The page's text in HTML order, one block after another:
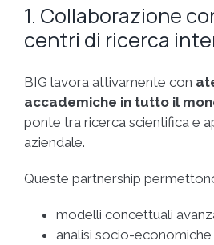
1. Collaborazione
centri di ricerca
BIG lavora attivamente con
accademiche in tutto il
ponte tra ricerca scientifica e
aziendale.
Queste partnership
modelli concettuali
analisi socio-economiche